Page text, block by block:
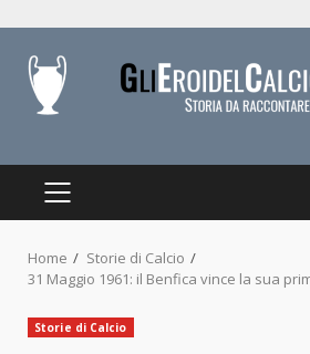
content
PRIMARY
Home
Storie di Calcio
31 Maggio 1961: il Benfica vince la sua
Storie di Calcio